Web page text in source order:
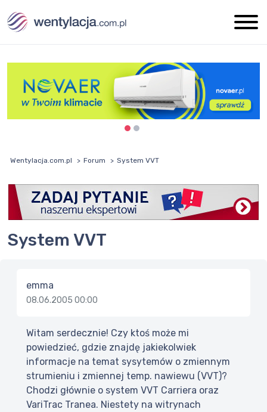
Wentylacja.com.pl Forum System VVT
System VVT
emma
08.06.2005 00:00
Witam serdecznie! Czy ktoś może mi
powiedzieć, gdzie znajdę jakiekolwiek
informacje na temat sysytemów o zmiennym
strumieniu i zmiennej temp. nawiewu (VVT)?
Chodzi głównie o system VVT Carriera oraz
VariTrac Tranea. Niestety na witrynach